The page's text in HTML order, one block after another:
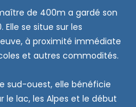
de 400m a gardé son
se situe sur les
à proximité immédiate
et autres commodités.
sud-ouest, elle bénéficie
le lac, les Alpes et le début